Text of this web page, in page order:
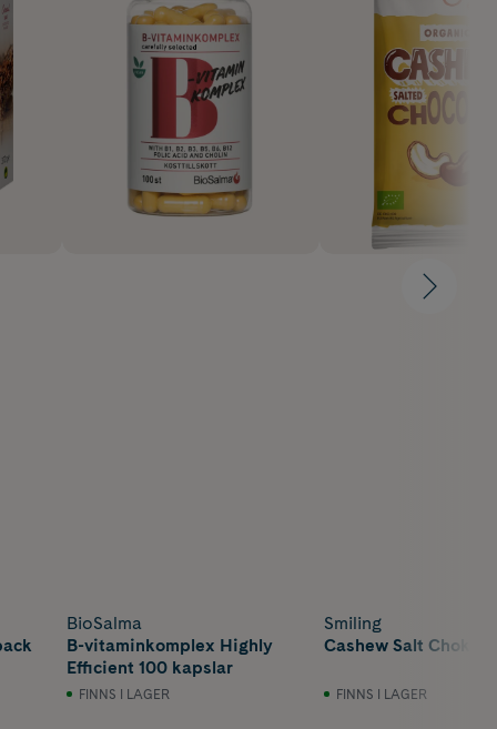
BioSalma
B-vitaminkomplex Highly
Efficient 100 kapslar
FINNS I LAGER
Smiling
Cashew Salt
FINNS I LAGER